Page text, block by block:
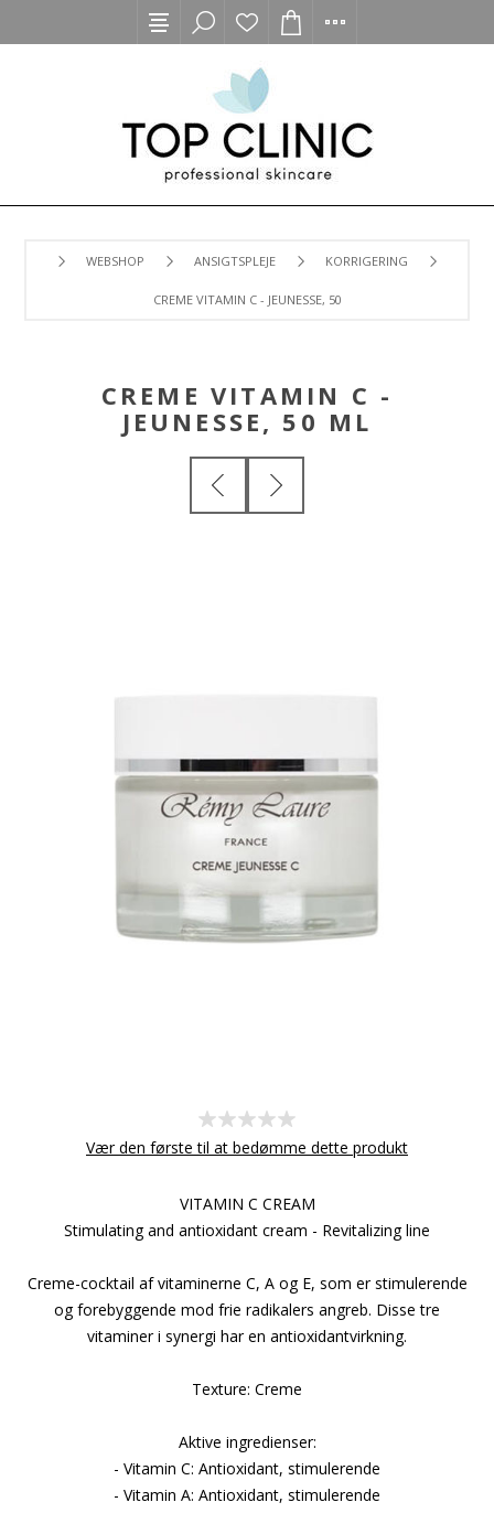
WEBSHOP ANSIGTSPLEJE KORRIGERING
CREME VITAMIN C - JEUNESSE, 50 ML
CREME VITAMIN C -
JEUNESSE, 50 ML
Vær den første til at bedømme dette produkt
VITAMIN C CREAM
Stimulating and antioxidant cream - Revitalizing line
Creme-cocktail af vitaminerne C, A og E, som er stimulerende
og forebyggende mod frie radikalers angreb. Disse tre
vitaminer i synergi har en antioxidantvirkning.
Texture: Creme
Aktive ingredienser:
- Vitamin C: Antioxidant, stimulerende
- Vitamin A: Antioxidant, stimulerende